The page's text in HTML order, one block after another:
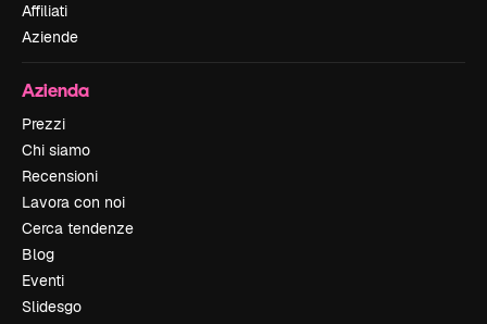
Affiliati
Aziende
Azienda
Prezzi
Chi siamo
Recensioni
Lavora con noi
Cerca tendenze
Blog
Eventi
Slidesgo